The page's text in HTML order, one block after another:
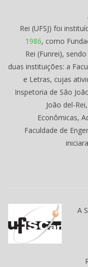
Rei (UFSJ) foi
1986, como
Rei (Funrei),
duas instituições: a
e Letras, cujas
Inspetoria de São
João del-
Econômicas,
Faculdade de
A